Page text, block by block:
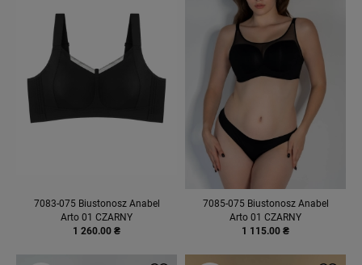
7083-075 Biustonosz Anabel
Arto 01 CZARNY
1 260.00 ₴
7085-075 Biustonosz Anabel
Arto 01 CZARNY
1 115.00 ₴